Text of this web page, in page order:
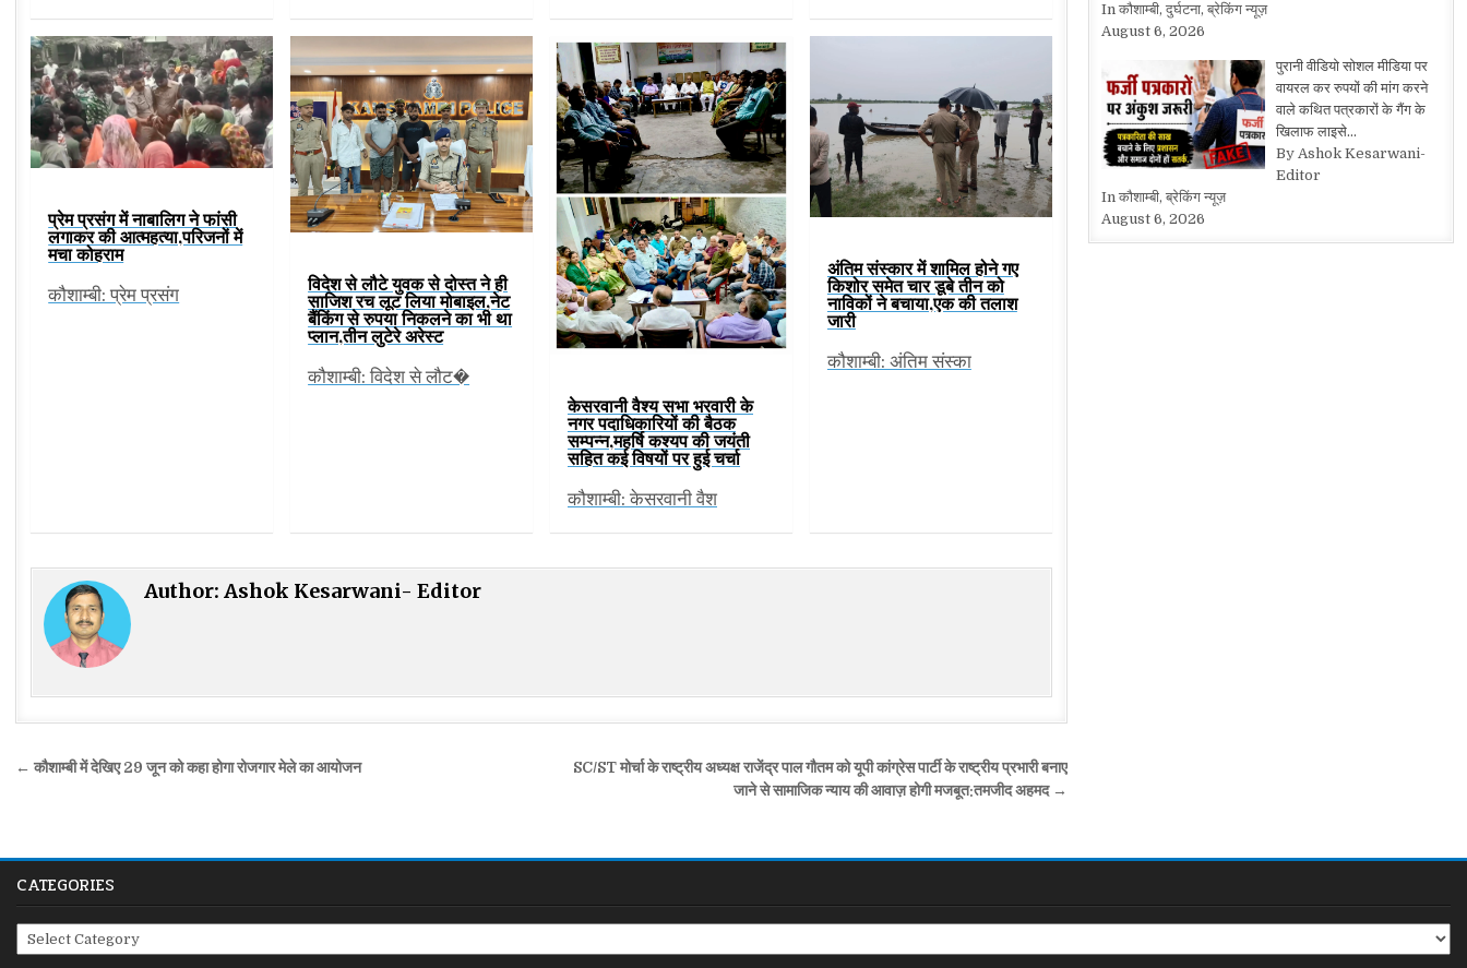
प्रेम प्रसंग में नाबालिग ने फांसी
लगाकर की आत्महत्या,परिजनों में
मचा कोहराम
कौशाम्बी: प्रेम प्रसंग
विदेश से लौटे युवक से दोस्त ने ही
साजिश रच लूट लिया मोबाइल,नेट
बैंकिंग से रुपया निकलने का भी था
प्लान,तीन लुटेरे अरेस्ट
कौशाम्बी: विदेश से लौट�
केसरवानी वैश्य सभा भरवारी के
नगर पदाधिकारियों की बैठक
सम्पन्न,महर्षि कश्यप की जयंती
सहित कई विषयों पर हुई चर्चा
कौशाम्बी: केसरवानी वैश
अंतिम संस्कार में शामिल होने गए
किशोर समेत चार डूबे तीन को
नाविकों ने बचाया,एक की तलाश
जारी
कौशाम्बी: अंतिम संस्का
Author:Ashok Kesarwani- Editor
Post
SC/ST मोर्चा के राष्ट्रीय अध्यक्ष राजेंद्र पाल गौतम को यूपी कांग्रेस पार्टी के राष्ट्रीय प्रभारी बनाए
जाने से सामाजिक न्याय की आवाज़ होगी मजबूत:तमजीद अहमद →
← कौशाम्बी में देखिए 29 जून को कहा होगा रोजगार मेले का आयोजन
In कौशाम्बी, दुर्घटना, ब्रेकिंग न्यूज़
August 6, 2026
पुरानी वीडियो सोशल मीडिया पर
वायरल कर रुपयों की मांग करने
वाले कथित पत्रकारों के गैंग के
खिलाफ लाइसे…
By Ashok Kesarwani-
Editor
In कौशाम्बी, ब्रेकिंग न्यूज़
August 6, 2026
CATEGORIES
Categories